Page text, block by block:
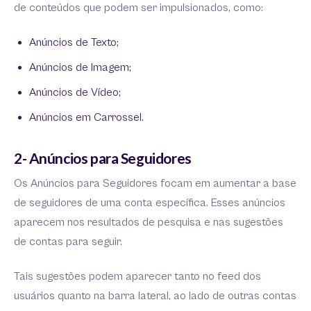
de conteúdos que podem ser impulsionados, como:
Anúncios de Texto;
Anúncios de Imagem;
Anúncios de Vídeo;
Anúncios em Carrossel.
2- Anúncios para Seguidores
Os Anúncios para Seguidores focam em aumentar a base
de seguidores de uma conta específica. Esses anúncios
aparecem nos resultados de pesquisa e nas sugestões
de contas para seguir.
Tais sugestões podem aparecer tanto no feed dos
usuários quanto na barra lateral, ao lado de outras contas